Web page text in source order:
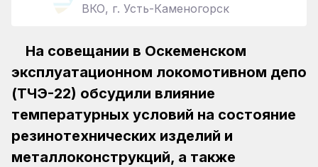
ВКО, г. Усть-Каменогорск
На совещании в Оскеменском
эксплуатационном локомотивном депо
(ТЧЭ-22) обсудили влияние
температурных условий на состояние
резинотехнических изделий и
металлоконструкций, а также